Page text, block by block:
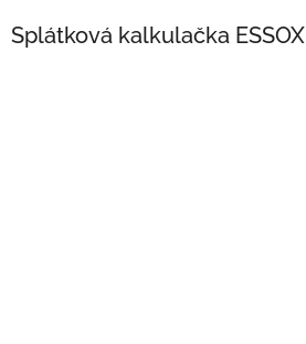
Splátková kalkulačka ESSOX